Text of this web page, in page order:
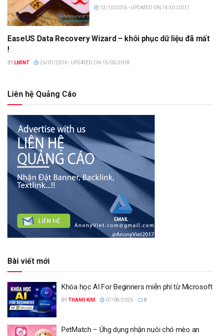
12/10/2016 - UPDATED ON 14/01/2017
PHẦN MỀM MÁY TÍNH
EaseUS Data Recovery Wizard – khôi phục dữ liệu đã mất
!
BY LMINT 26/01/2016 - UPDATED ON 15/05/2018
Liên hệ Quảng Cáo
Bài viết mới
Khóa học AI For Beginners miễn phí từ Microsoft
BYTHANH KIM 07/08/2026 0
PetMatch – Ứng dụng nhận nuôi chó mèo an